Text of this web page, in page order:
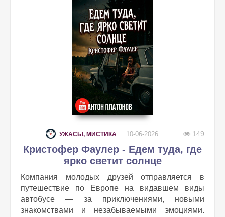
УЖАСЫ, МИСТИКА 10-06-2026 149
Кристофер Фаулер - Едем туда, где
ярко светит солнце
Компания молодых друзей отправляется в
путешествие по Европе на видавшем виды
автобусе — за приключениями, новыми
знакомствами и незабываемыми эмоциями.